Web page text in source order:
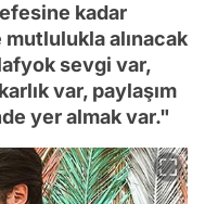
kadar
alınacak
sevgi var,
var, paylaşım
yer almak var."